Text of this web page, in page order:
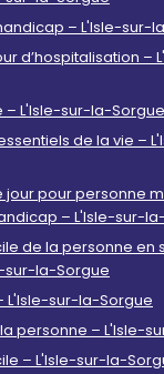
– L'Isle-sur-
d’hospitalisation –
– L'Isle-sur-la-Sorgue
de la vie –
jour pour personne
– L'Isle-sur-
de la personne en
sur-la-Sorgue
L'Isle-sur-la-Sorgue
personne – L'Isle-
– L'Isle-sur-la-